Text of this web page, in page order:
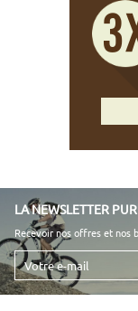
LA NEWSLETTER
Recevoir nos offres et nos
Votre
e-
mail